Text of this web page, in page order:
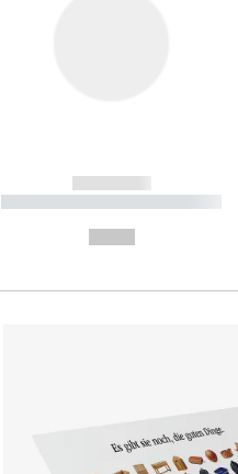
------------
----------- ----------- ----------